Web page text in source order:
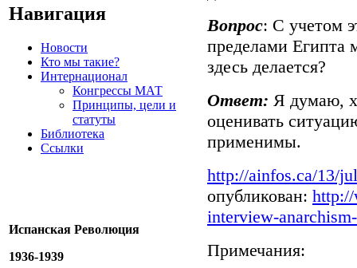
Навигация
Новости
Кто мы такие?
Интернационал
Конгрессы МАТ
Принципы, цели и
статуты
Библиотека
Ссылки
Испанская Революция
1936-1939
Вопрос: С учетом
пределами Египта
здесь делается?
Ответ: Я думаю,
оценивать
применимы.
http://ainfos.ca/13/
опубликован:
interview-
Примечания: